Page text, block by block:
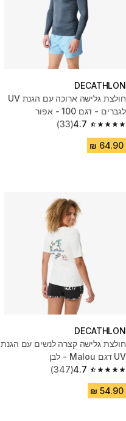
DECATHLON
חולצת גלישה ארוכה עם הגנת UV
לגברים - דגם 100 - אפור
4.7
4.7 out of 5 stars from 33 reviews
(33)
DECATHLON
חולצת גלישה קצרה לנשים עם הגנת
UV דגם Malou - לבן
4.7
4.7 out of 5 stars from 347 reviews
(347)